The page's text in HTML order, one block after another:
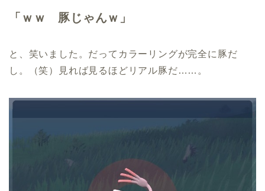
「ｗｗ 豚じゃんｗ」
と、笑いました。だってカラーリングが完全に豚だ
し。（笑）見れば見るほどリアル豚だ……。